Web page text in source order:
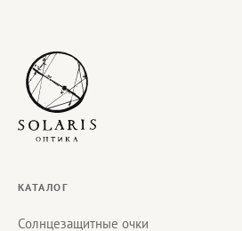
КАТАЛОГ
Солнцезащитные очки